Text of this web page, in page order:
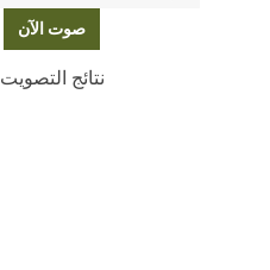
نتائج التصويت